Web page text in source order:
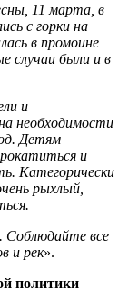
11 марта, в
с горки на
в промоине
случаи были и в
и
необходимости
Детям
и
Категорически
рыхлый,
Соблюдайте все
и рек».
политики